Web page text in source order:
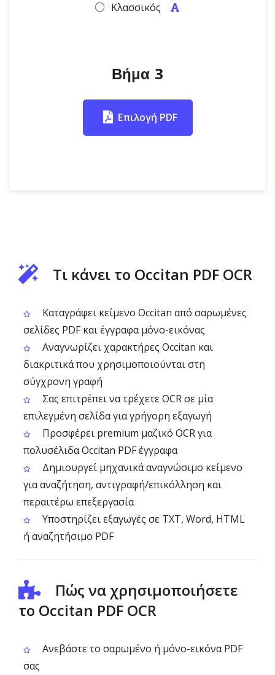
Κλασσικός
Βήμα 3
Επιλογή PDF
Τι κάνει το Occitan PDF OCR
Καταγράφει κείμενο Occitan από σαρωμένες
σελίδες PDF και έγγραφα μόνο-εικόνας
Αναγνωρίζει χαρακτήρες Occitan και
διακριτικά που χρησιμοποιούνται στη
σύγχρονη γραφή
Σας επιτρέπει να τρέχετε OCR σε μία
επιλεγμένη σελίδα για γρήγορη εξαγωγή
Προσφέρει premium μαζικό OCR για
πολυσέλιδα Occitan PDF έγγραφα
Δημιουργεί μηχανικά αναγνώσιμο κείμενο
για αναζήτηση, αντιγραφή/επικόλληση και
περαιτέρω επεξεργασία
Υποστηρίζει εξαγωγές σε TXT, Word, HTML
ή αναζητήσιμο PDF
Πώς να χρησιμοποιήσετε
το Occitan PDF OCR
Ανεβάστε το σαρωμένο ή μόνο-εικόνα PDF
σας